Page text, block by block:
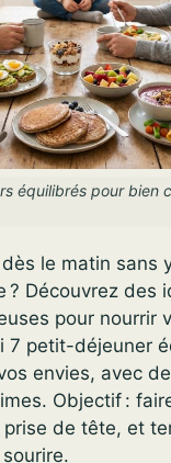
équilibrés pour bien
dès le matin sans
? Découvrez des
pour nourrir
7 petit-déjeuner
envies, avec
Objectif :
de tête, et